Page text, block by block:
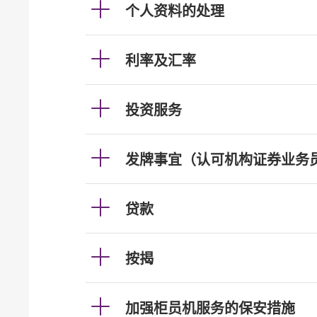
个人资料的处理
利率及汇率
投资服务
发牌事宜（认可机构证券业务
贷款
按揭
加强柜员机服务的保安措施